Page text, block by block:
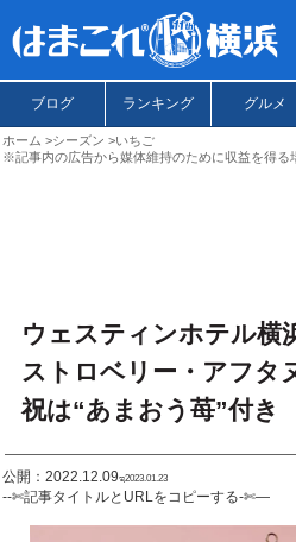
ブログ ランキング グルメ
ホーム シーズン
いちご
※記事内の広告から媒体維持のために収益を得る
ウェスティンホテル横
ストロベリー・アフタ
祝は“あまおう苺”付き
公開：2022.12.09ಇ2023.01.23
--✄記事タイトルとURLをコピーする-✄—